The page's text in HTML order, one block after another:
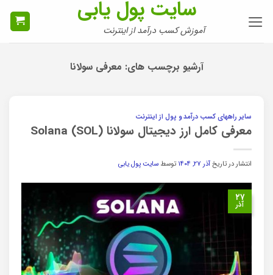
سایت پول یابی
آموزش کسب درآمد از اینترنت
آرشیو برچسب های: معرفی سولانا
سایر راههای کسب درآمد و پول از اینترنت
معرفی کامل ارز دیجیتال سولانا Solana (SOL)
انتشار در تاریخآذر ۲۷, ۱۴۰۴ توسط سایت پول یابی
۲۷
آذر